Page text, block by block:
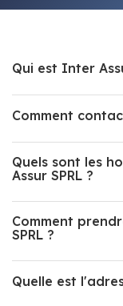
Qui est Inter
Comment
Quels sont les
Assur SPRL ?
Comment
SPRL ?
Quelle est